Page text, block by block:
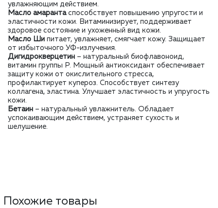
увлажняющим действием.
Масло амарантаспособствует повышению упругости и
эластичности кожи. Витаминизирует, поддерживает
здоровое состояние и ухоженный вид кожи.
Масло Ши питает, увлажняет, смягчает кожу. Защищает
от избыточного УФ-излучения.
Дигидрокверцетин – натуральный биофлавоноид,
витамин группы Р. Мощный антиоксидант обеспечивает
защиту кожи от окислительного стресса,
профилактирует купероз. Способствует синтезу
коллагена, эластина. Улучшает эластичность и упругость
кожи.
Бетаин – натуральный увлажнитель. Обладает
успокаивающим действием, устраняет сухость и
шелушение.
Похожие товары